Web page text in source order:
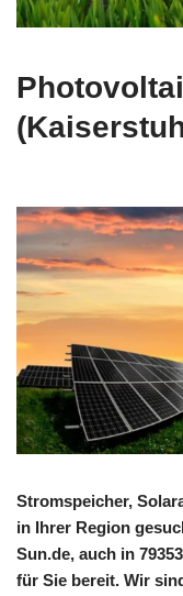
Stromspeicher,
in Ihrer Region
Sun.de, auch in
für Sie bereit. Wir